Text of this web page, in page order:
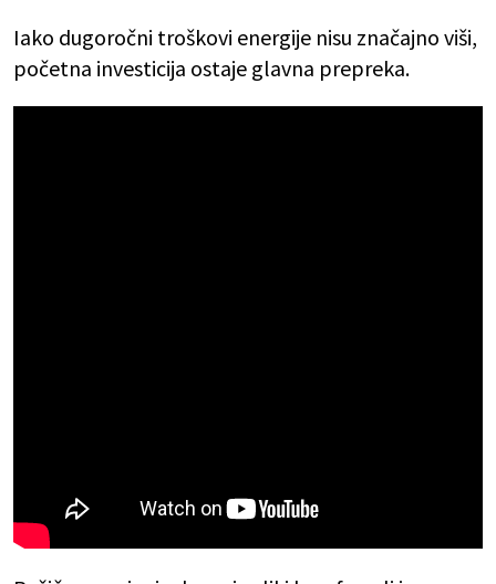
Iako dugoročni troškovi energije nisu značajno viši,
početna investicija ostaje glavna prepreka.